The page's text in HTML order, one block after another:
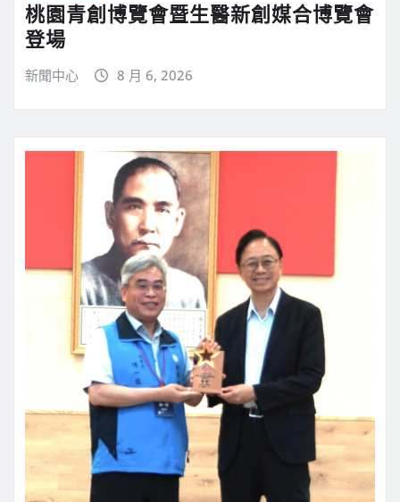
桃園青創博覽會暨生醫新創媒合博覽會
登場
新聞中心 8 月 6, 2026